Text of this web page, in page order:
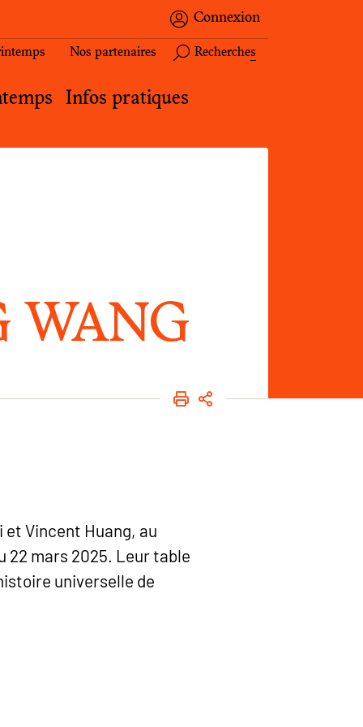
Connexion
Nos partenaires Recherches
Infos pratiques
WANG
IMPRIMER
PARTAGER
Vincent Huang, au
22 mars 2025. Leur table
universelle de